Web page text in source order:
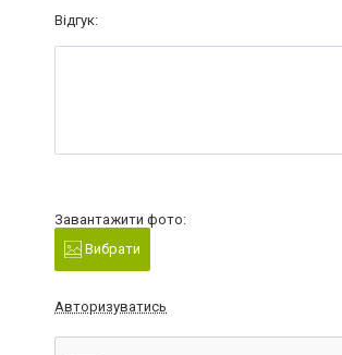
Відгук:
Завантажити фото:
Вибрати
Авторизуватись